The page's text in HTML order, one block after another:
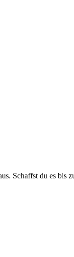
Schaffst du es bis